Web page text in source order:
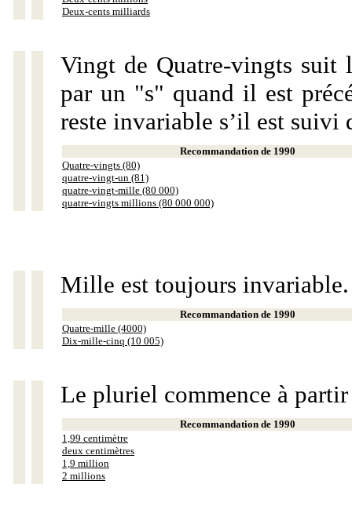
Deux-cents milliards
Vingt de Quatre-vingts suit
par un "s" quand il est
reste invariable s’il est suivi
Recommandation de 1990
Quatre-vingts (80)
quatre-vingt-un (81)
quatre-vingt-mille (80 000)
quatre-vingts millions (80 000 000)
Mille est toujours invariable.
Recommandation de 1990
Quatre-mille (4000)
Dix-mille-cinq (10 005)
Le pluriel commence à
Recommandation de 1990
1,99 centimètre
deux centimètres
1,9 million
2 millions